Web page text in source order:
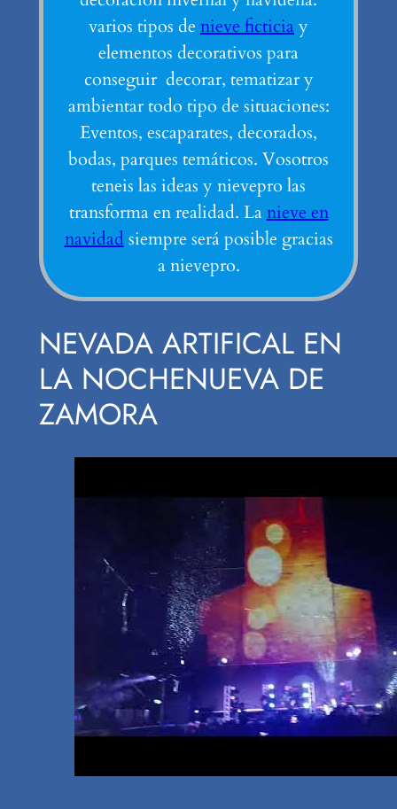
varios tipos de nieve ficticia y
elementos decorativos para
conseguir decorar, tematizar y
ambientar todo tipo de situaciones:
Eventos, escaparates, decorados,
bodas, parques temáticos. Vosotros
teneis las ideas y nievepro las
transforma en realidad. La nieve en
navidad siempre será posible gracias
a nievepro.
NEVADA ARTIFICAL EN
LA NOCHENUEVA DE
ZAMORA